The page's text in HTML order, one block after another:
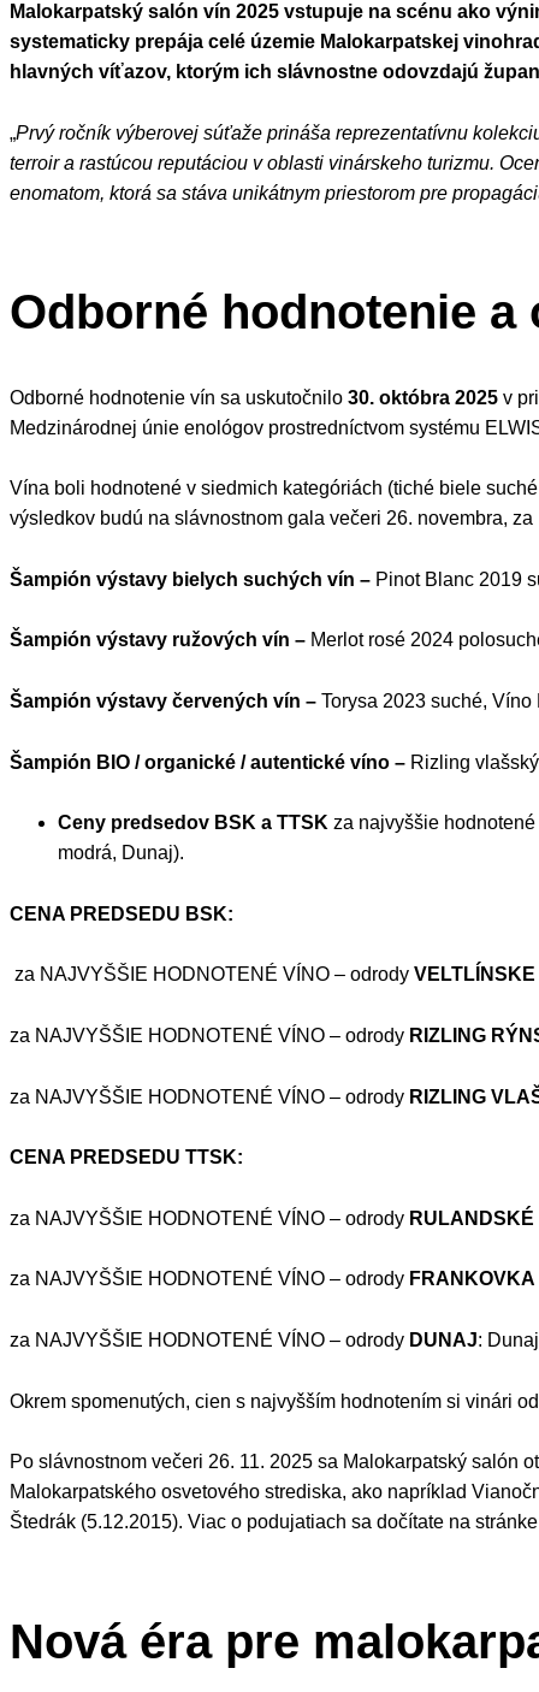
Malokarpatský salón vín 2025 vstupuje na scénu ako
systematicky prepája celé územie Malokarpatskej
hlavných víťazov, ktorým ich slávnostne odovzdajú
„Prvý ročník výberovej súťaže prináša reprezentatívnu
terroir a rastúcou reputáciou v oblasti vinárskeho turizmu.
enomatom, ktorá sa stáva unikátnym priestorom pre
Odborné hodnotenie a
Odborné hodnotenie vín sa uskutočnilo 30. októbra 2025 v
Medzinárodnej únie enológov prostredníctvom systému
Vína boli hodnotené v siedmich kategóriách (tiché biele
výsledkov budú na slávnostnom gala večeri 26. novembra,
Šampión výstavy bielych suchých vín – Pinot Blanc 2019
Šampión výstavy ružových vín – Merlot rosé 2024
Šampión výstavy červených vín – Torysa 2023 suché, Víno
Šampión BIO / organické / autentické víno – Rizling
Ceny predsedov BSK a TTSK za najvyššie
modrá, Dunaj).
CENA PREDSEDU BSK:
za NAJVYŠŠIE HODNOTENÉ VÍNO – odrody
za NAJVYŠŠIE HODNOTENÉ VÍNO – odrody RIZLING
za NAJVYŠŠIE HODNOTENÉ VÍNO – odrody RIZLING
CENA PREDSEDU TTSK:
za NAJVYŠŠIE HODNOTENÉ VÍNO – odrody RULANDSKÉ
za NAJVYŠŠIE HODNOTENÉ VÍNO – odrody FRANKOVKA
za NAJVYŠŠIE HODNOTENÉ VÍNO – odrody DUNAJ:
Okrem spomenutých, cien s najvyšším hodnotením si vinári
Po slávnostnom večeri 26. 11. 2025 sa Malokarpatský salón
Malokarpatského osvetového strediska, ako napríklad
Štedrák (5.12.2015). Viac o podujatiach sa dočítate na
Nová éra pre